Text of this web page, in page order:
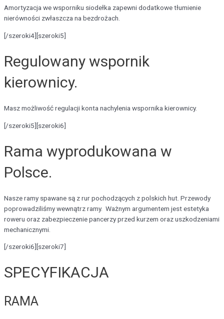
Amortyzacja we wsporniku siodełka zapewni dodatkowe tłumienie
nierówności zwłaszcza na bezdrożach.
[/szeroki4][szeroki5]
Regulowany wspornik
kierownicy.
Masz możliwość regulacji konta nachylenia wspornika kierownicy.
[/szeroki5][szeroki6]
Rama wyprodukowana w
Polsce.
Nasze ramy spawane są z rur pochodzących z polskich hut. Przewody
poprowadziliśmy wewnątrz ramy. Ważnym argumentem jest estetyka
roweru oraz zabezpieczenie pancerzy przed kurzem oraz uszkodzeniami
mechanicznymi.
[/szeroki6][szeroki7]
SPECYFIKACJA
RAMA